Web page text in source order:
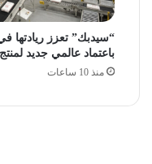
“سيدبك” تعزز ريادتها
باعتماد عالمي جديد
منذ 10 ساعات